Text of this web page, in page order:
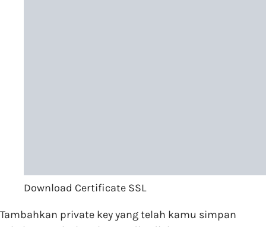
Download Certificate SSL
Tambahkan private key yang telah kamu simpan